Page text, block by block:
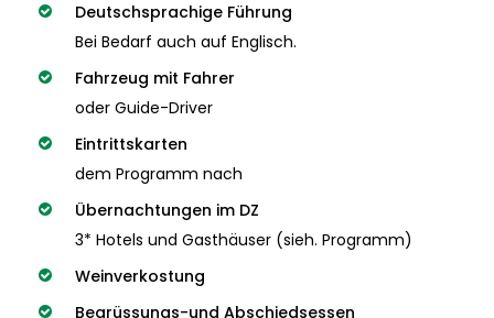
Deutschsprachige Führung
Bei Bedarf auch auf Englisch.
Fahrzeug mit Fahrer
oder Guide-Driver
Eintrittskarten
dem Programm nach
Übernachtungen im DZ
3* Hotels und Gasthäuser (sieh. Programm)
Weinverkostung
Begrüssungs-und Abschiedsessen